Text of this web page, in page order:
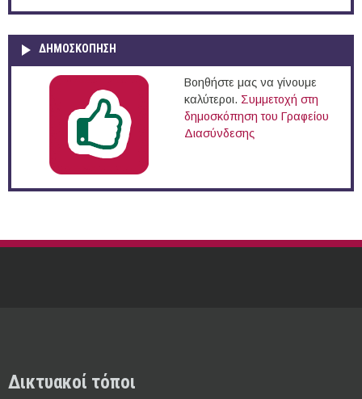
ΔΗΜΟΣΚΌΠΗΣΗ
Βοηθήστε μας να γίνουμε
καλύτεροι. Συμμετοχή στη
δημοσκόπηση του Γραφείου
Διασύνδεσης
Δικτυακοί τόποι